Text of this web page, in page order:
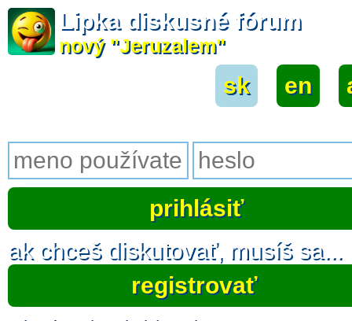
Lipka diskusné fórum
nový "Jeruzalem"
sk en
ak chceš diskutovať, musíš sa...
registrovať